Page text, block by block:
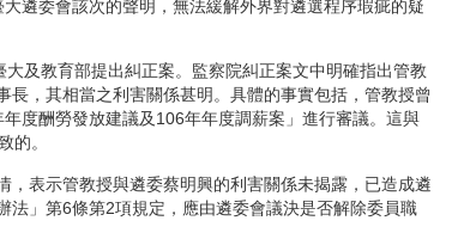
遴委會該次的聲明，無法緩解外界對遴選程序瑕疵的疑
及教育部提出糾正案。監察院糾正案文中明確指出管教
，其相當之利害關係甚明。具體的事實包括，管教授曾
度酬勞發放建議及106年年度調薪案」進行審議。這與
的。
，表示管教授與遴委蔡明興的利害關係未揭露，已造成遴
」第6條第2項規定，應由遴委會議決是否解除委員職